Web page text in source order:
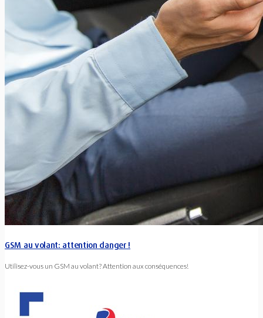
GSM au volant: attention danger !
Utilisez-vous un GSM au volant? Attention aux conséquences!